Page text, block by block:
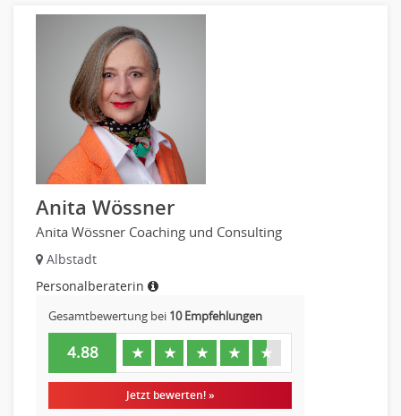
Anita Wössner
Anita Wössner Coaching und Consulting
Albstadt
Personalberaterin
Gesamtbewertung bei 10 Empfehlungen
4.88 ★ ★ ★ ★ ★
Jetzt bewerten! »